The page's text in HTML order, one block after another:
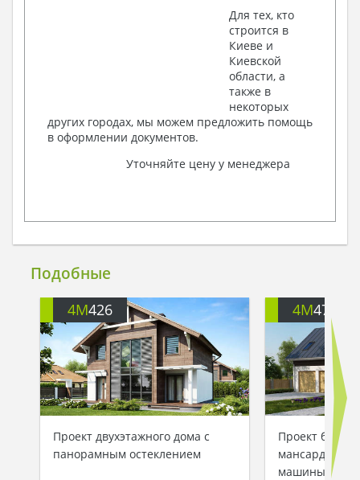
Для тех, кто
строится в
Киеве и
Киевской
области, а
также в
некоторых
других городах, мы можем предложить помощь
в оформлении документов.
Уточняйте цену у менеджера
Подобные
4M426
Проект двухэтажного дома с
панорамным остеклением
4M472G
Проект
мансардой,
машины